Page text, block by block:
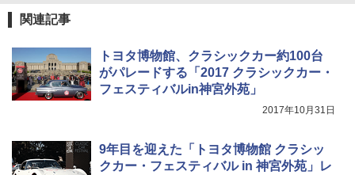
関連記事
トヨタ博物館、クラシックカー約100台
がパレードする「2017 クラシックカー・
フェスティバルin神宮外苑」
2017年10月31日
9年目を迎えた「トヨタ博物館 クラシッ
クカー・フェスティバル in 神宮外苑」レ